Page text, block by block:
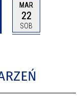
MAR
22
SOB